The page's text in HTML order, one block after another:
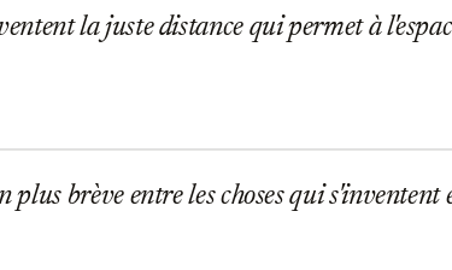
la juste distance qui permet à
brève entre les choses qui s'inventent